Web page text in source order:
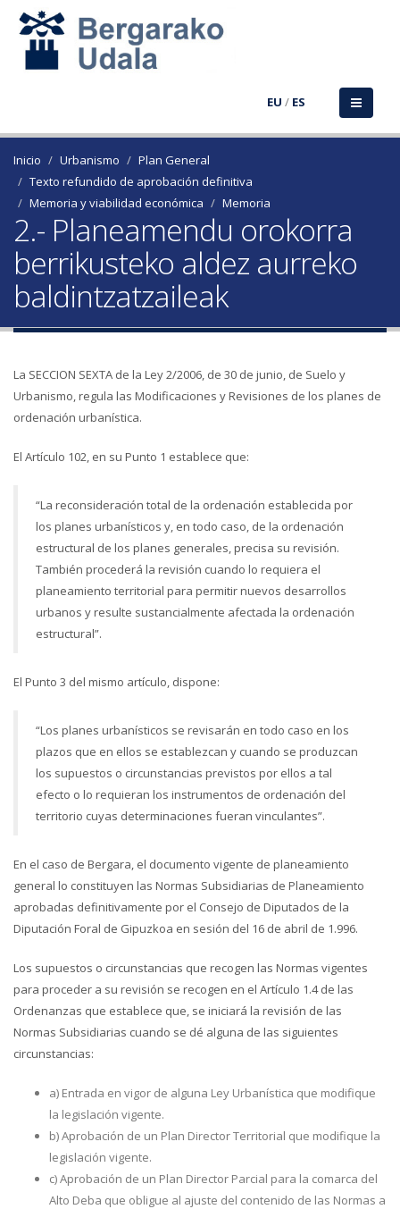
EU / ES
Inicio Urbanismo
Plan General
Texto refundido de aprobación definitiva
Memoria y viabilidad económica
Memoria
2.- Planeamendu orokorra
berrikusteko aldez aurreko
baldintzatzaileak
La SECCION SEXTA de la Ley 2/2006, de 30 de junio, de Suelo y
Urbanismo, regula las Modificaciones y Revisiones de los planes de
ordenación urbanística.
El Artículo 102, en su Punto 1 establece que:
“La reconsideración total de la ordenación establecida por
los planes urbanísticos y, en todo caso, de la ordenación
estructural de los planes generales, precisa su revisión.
También procederá la revisión cuando lo requiera el
planeamiento territorial para permitir nuevos desarrollos
urbanos y resulte sustancialmente afectada la ordenación
estructural”.
El Punto 3 del mismo artículo, dispone:
“Los planes urbanísticos se revisarán en todo caso en los
plazos que en ellos se establezcan y cuando se produzcan
los supuestos o circunstancias previstos por ellos a tal
efecto o lo requieran los instrumentos de ordenación del
territorio cuyas determinaciones fueran vinculantes”.
En el caso de Bergara, el documento vigente de planeamiento
general lo constituyen las Normas Subsidiarias de Planeamiento
aprobadas definitivamente por el Consejo de Diputados de la
Diputación Foral de Gipuzkoa en sesión del 16 de abril de 1.996.
Los supuestos o circunstancias que recogen las Normas vigentes
para proceder a su revisión se recogen en el Artículo 1.4 de las
Ordenanzas que establece que, se iniciará la revisión de las
Normas Subsidiarias cuando se dé alguna de las siguientes
circunstancias:
a) Entrada en vigor de alguna Ley Urbanística que modifique
la legislación vigente.
b) Aprobación de un Plan Director Territorial que modifique la
legislación vigente.
c) Aprobación de un Plan Director Parcial para la comarca del
Alto Deba que obligue al ajuste del contenido de las Normas a